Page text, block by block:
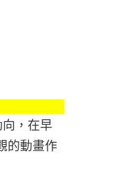
，在早
的動畫作